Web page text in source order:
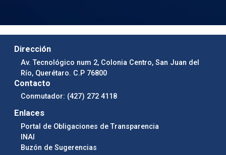
Dirección
Av. Tecnológico num 2, Colonia Centro, San Juan del
Río, Querétaro. C.P 76800
Contacto
Conmutador: (427) 272 4118
Enlaces
Portal de Obligaciones de Transparencia
INAI
Buzón de Sugerencias